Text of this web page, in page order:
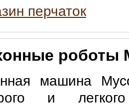
перчаток
роботы
машина
и